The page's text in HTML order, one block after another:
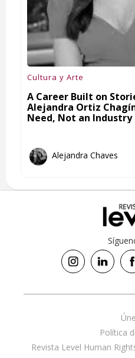
Cultura y Arte
A Career Built on
Alejandra Ortiz
Need, Not an Industry
Alejandra Chaves
Revista Level Human
Política